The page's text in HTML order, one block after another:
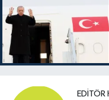
EDITÖR